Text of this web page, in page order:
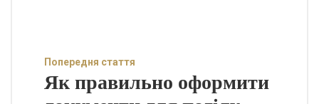
Попередня стаття
Як правильно оформити